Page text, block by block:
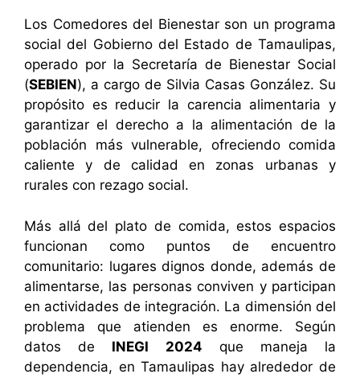
Los Comedores del Bienestar son un programa
social del Gobierno del Estado de Tamaulipas,
operado por la Secretaría de Bienestar Social
(SEBIEN), a cargo de Silvia Casas González. Su
propósito es reducir la carencia alimentaria y
garantizar el derecho a la alimentación de la
población más vulnerable, ofreciendo comida
caliente y de calidad en zonas urbanas y
rurales con rezago social.
Más allá del plato de comida, estos espacios
funcionan como puntos de encuentro
comunitario: lugares dignos donde, además de
alimentarse, las personas conviven y participan
en actividades de integración. La dimensión del
problema que atienden es enorme. Según
datos de INEGI 2024 que maneja la
dependencia, en Tamaulipas hay alrededor de